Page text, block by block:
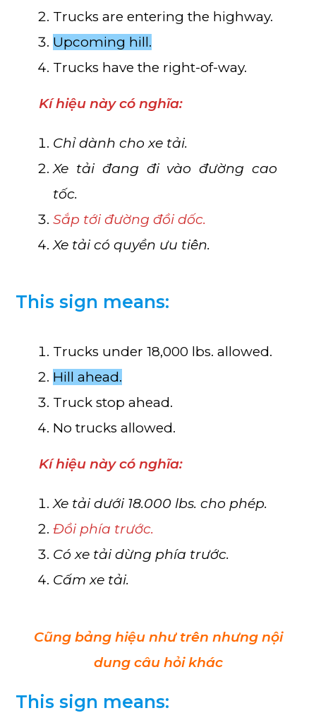
Trucks are entering the highway.
Upcoming hill.
Trucks have the right-of-way.
Kí hiệu này có nghĩa:
Chỉ dành cho xe tải.
Xe tải đang đi vào đường cao
tốc.
Sắp tới đường đồi dốc.
Xe tải có quyền ưu tiên.
This sign means:
Trucks under 18,000 lbs. allowed.
Hill ahead.
Truck stop ahead.
No trucks allowed.
Kí hiệu này có nghĩa:
Xe tải dưới 18.000 lbs. cho phép.
Đồi phía trước.
Có xe tải dừng phía trước.
Cấm xe tải.
Cũng bảng hiệu như trên nhưng nội
dung câu hỏi khác
This sign means: